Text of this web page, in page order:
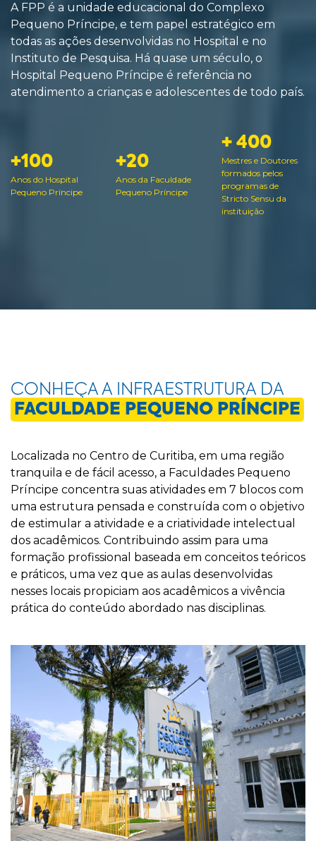
A FPP é a unidade educacional do Complexo
Pequeno Príncipe, e tem papel estratégico em
todas as ações desenvolvidas no Hospital e no
Instituto de Pesquisa. Há quase um século, o
Hospital Pequeno Príncipe é referência no
atendimento a crianças e adolescentes de todo país.
+100
Anos do Hospital
Pequeno Príncipe
+20
Anos da Faculdade
Pequeno Príncipe
+ 400
Mestres e Doutores
formados pelos
programas de
Stricto Sensu da
instituição
CONHEÇA A INFRAESTRUTURA DA
FACULDADE PEQUENO PRÍNCIPE
Localizada no Centro de Curitiba, em uma região
tranquila e de fácil acesso, a Faculdades Pequeno
Príncipe concentra suas atividades em 7 blocos com
uma estrutura pensada e construída com o objetivo
de estimular a atividade e a criatividade intelectual
dos acadêmicos. Contribuindo assim para uma
formação profissional baseada em conceitos teóricos
e práticos, uma vez que as aulas desenvolvidas
nesses locais propiciam aos acadêmicos a vivência
prática do conteúdo abordado nas disciplinas.